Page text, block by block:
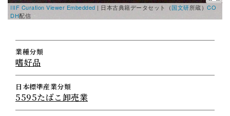
IIIF Curation Viewer Embedded | 日本古典籍データセット（国文研所蔵） CO
DH配信
業種分類
嗜好品
日本標準産業分類
5595たばこ卸売業